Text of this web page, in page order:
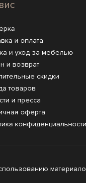
и оплата
и уход за мебелью
и возврат
скидки
товаров
и пресса
оферта
конфиденциальности